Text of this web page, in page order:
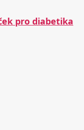
pro diabetika